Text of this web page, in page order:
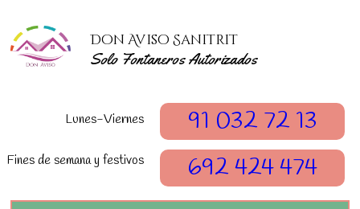
Don Aviso Sanitrit
Solo Fontaneros Autorizados
Lunes-Viernes 91 032 72 13
Fines de semana y festivos 692 424 474